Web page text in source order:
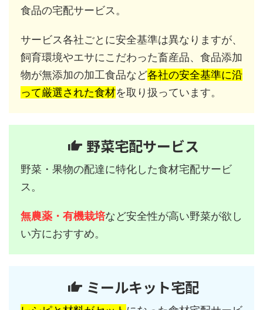
食品の宅配サービス。
サービス各社ごとに安全基準は異なりますが、
飼育環境やエサにこだわった畜産品、食品添加
物が無添加の加工食品など各社の安全基準に沿
って厳選された食材を取り扱っています。
野菜宅配サービス
野菜・果物の配達に特化した食材宅配サービ
ス。
無農薬・有機栽培など安全性が高い野菜が欲し
い方におすすめ。
ミールキット宅配